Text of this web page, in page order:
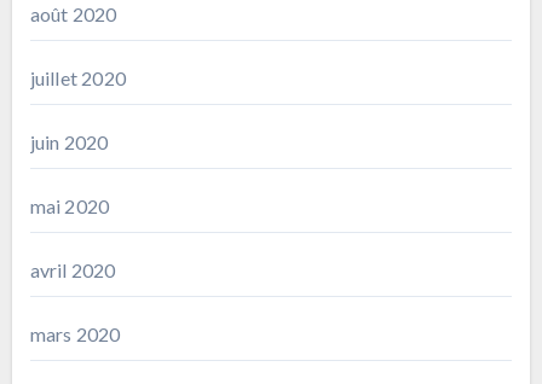
août 2020
juillet 2020
juin 2020
mai 2020
avril 2020
mars 2020